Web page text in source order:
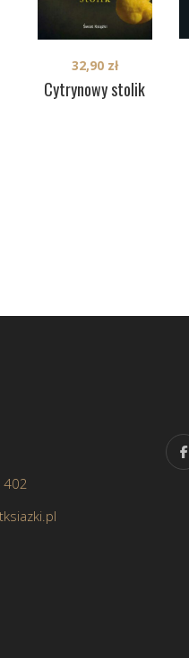
Cytrynowy stolik
32,90 zł
402